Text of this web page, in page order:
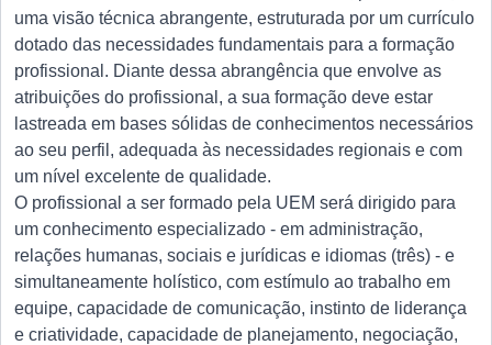
uma visão técnica abrangente, estruturada por um currículo
dotado das necessidades fundamentais para a formação
profissional. Diante dessa abrangência que envolve as
atribuições do profissional, a sua formação deve estar
lastreada em bases sólidas de conhecimentos necessários
ao seu perfil, adequada às necessidades regionais e com
um nível excelente de qualidade.
O profissional a ser formado pela UEM será dirigido para
um conhecimento especializado - em administração,
relações humanas, sociais e jurídicas e idiomas (três) - e
simultaneamente holístico, com estímulo ao trabalho em
equipe, capacidade de comunicação, instinto de liderança
e criatividade, capacidade de planejamento, negociação,